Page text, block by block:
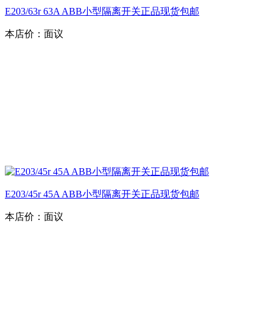
E203/63r 63A ABB小型隔离开关正品现货包邮
本店价： 面议
E203/45r 45A ABB小型隔离开关正品现货包邮
本店价： 面议